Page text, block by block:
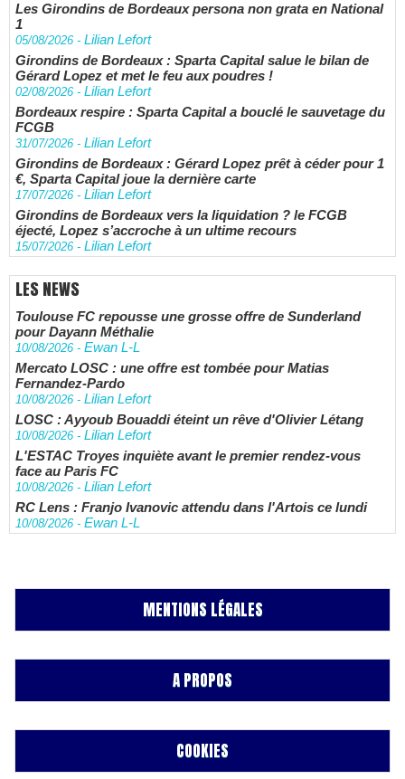
Les Girondins de Bordeaux persona non grata en National
1
05/08/2026 - Lilian Lefort
Girondins de Bordeaux : Sparta Capital salue le bilan de
Gérard Lopez et met le feu aux poudres !
02/08/2026 - Lilian Lefort
Bordeaux respire : Sparta Capital a bouclé le sauvetage du
FCGB
31/07/2026 - Lilian Lefort
Girondins de Bordeaux : Gérard Lopez prêt à céder pour 1
€, Sparta Capital joue la dernière carte
17/07/2026 - Lilian Lefort
Girondins de Bordeaux vers la liquidation ? le FCGB
éjecté, Lopez s’accroche à un ultime recours
15/07/2026 - Lilian Lefort
LES NEWS
Toulouse FC repousse une grosse offre de Sunderland
pour Dayann Méthalie
10/08/2026 - Ewan L-L
Mercato LOSC : une offre est tombée pour Matias
Fernandez-Pardo
10/08/2026 - Lilian Lefort
LOSC : Ayyoub Bouaddi éteint un rêve d'Olivier Létang
10/08/2026 - Lilian Lefort
L'ESTAC Troyes inquiète avant le premier rendez-vous
face au Paris FC
10/08/2026 - Lilian Lefort
RC Lens : Franjo Ivanovic attendu dans l'Artois ce lundi
10/08/2026 - Ewan L-L
MENTIONS LÉGALES
A PROPOS
COOKIES